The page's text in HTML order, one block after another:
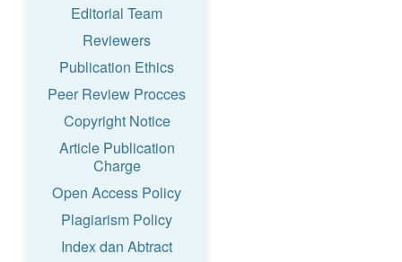
Editorial Team
Reviewers
Publication Ethics
Peer Review Procces
Copyright Notice
Article Publication
Charge
Open Access Policy
Plagiarism Policy
Index dan Abtract